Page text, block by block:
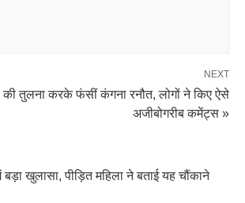
NEXT
की तुलना करके फंसीं कंगना रनौत, लोगों ने किए ऐसे
अजीबोगरीब कमेंट्स »
खुलासा, पीड़ित महिला ने बताई यह चौंकाने